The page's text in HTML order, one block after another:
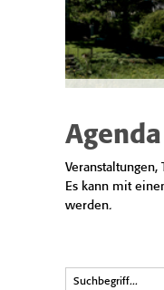
Agenda
Es kann mit
werden.